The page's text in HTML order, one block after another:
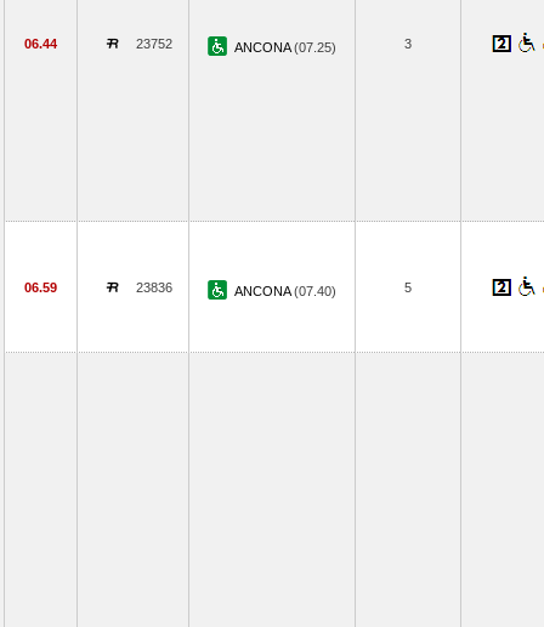
06.44 23752 ANCONA(07.25) 3
06.59 23836 ANCONA(07.40) 5